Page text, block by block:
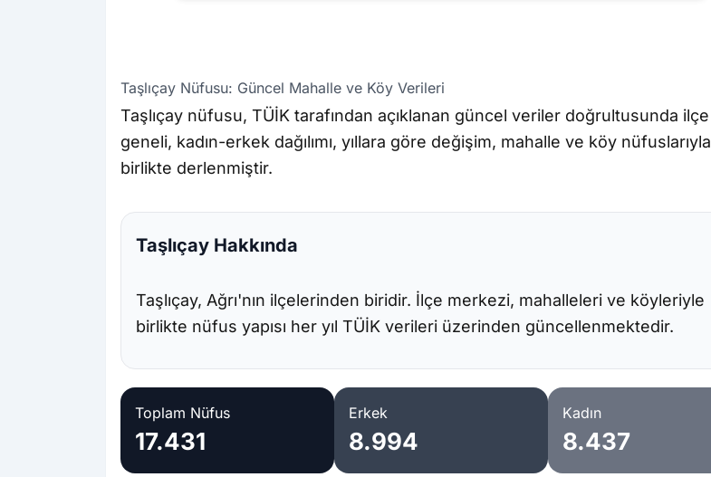
Taşlıçay Nüfusu: Güncel Mahalle ve Köy Verileri
Taşlıçay nüfusu, TÜİK tarafından açıklanan güncel veriler doğrultusunda ilçe
geneli, kadın-erkek dağılımı, yıllara göre değişim, mahalle ve köy nüfuslarıyla
birlikte derlenmiştir.
Taşlıçay Hakkında
Taşlıçay, Ağrı'nın ilçelerinden biridir. İlçe merkezi, mahalleleri ve köyleriyle
birlikte nüfus yapısı her yıl TÜİK verileri üzerinden güncellenmektedir.
Toplam Nüfus
17.431
Erkek
8.994
Kadın
8.437